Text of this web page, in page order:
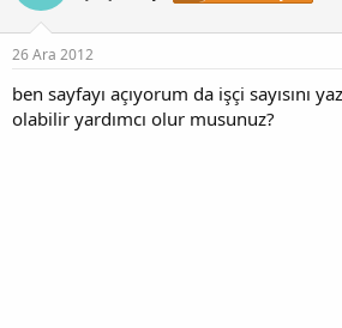
26 Ara 2012
ben sayfayı açıyorum da işçi sayısını
olabilir yardımcı olur musunuz?